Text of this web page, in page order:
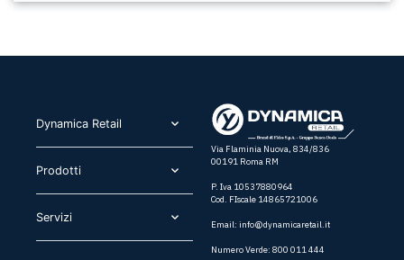
Dynamica Retail​
Prodotti​
Servizi​
Via Flaminia Nuova, 834/836
00191 Roma RM
P. Iva 10537880964
Cod. FIscale 14865721006
Email: info@dynamicaretail.it
Numero Verde: 800 011 444